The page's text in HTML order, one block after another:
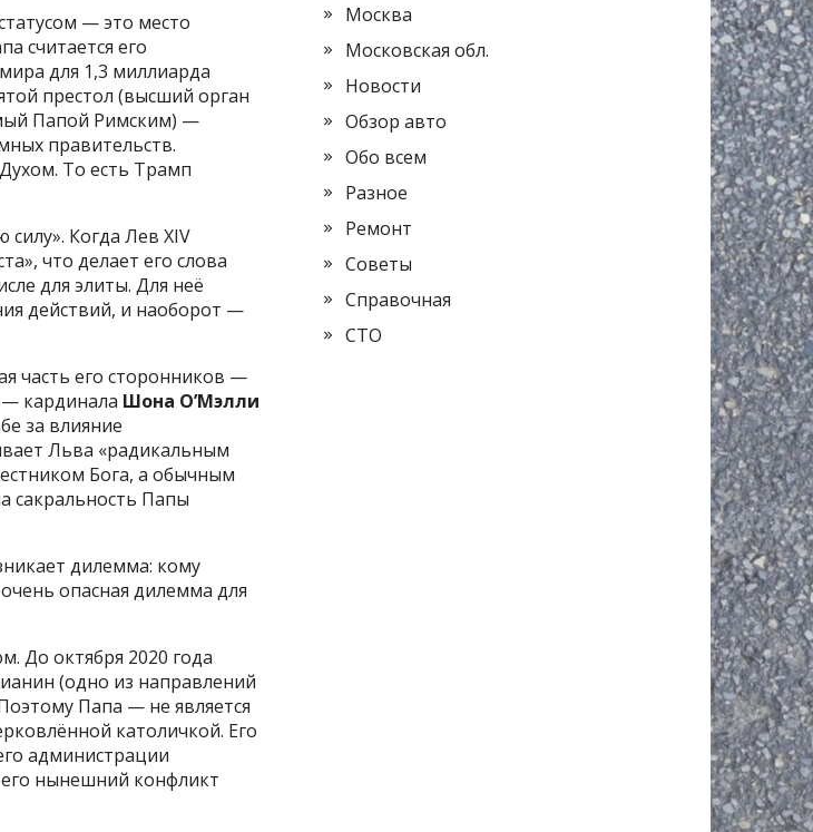
— это место
считается его
для 1,3 миллиарда
престол (высший орган
Папой Римским) —
правительств.
То есть Трамп
силу». Когда Лев XIV
что делает его слова
для элиты. Для неё
действий, и наоборот —
часть его сторонников —
кардинала Шона О’Мэлли
за влияние
Льва «радикальным
Бога, а обычным
сакральность Папы
дилемма: кому
опасная дилемма для
До октября 2020 года
(одно из направлений
Папа — не является
католичкой. Его
администрации
его нынешний конфликт
Москва
Московская обл.
Новости
Обзор авто
Обо всем
Разное
Ремонт
Советы
Справочная
СТО